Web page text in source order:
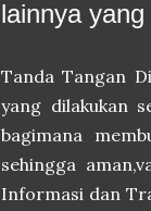
lainnya
Tanda Tangan
yang dilakukan
bagimana
sehingga
Informasi dan